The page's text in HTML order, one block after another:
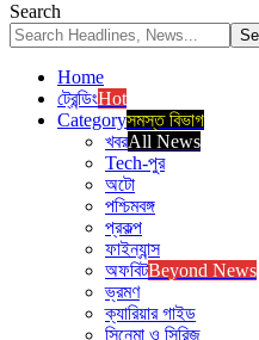
Search
Home
ট্রেন্ডিংHot
Categoryসমস্ত বিভাগ
খবরAll News
Tech-পুর
অটো
পশ্চিমবঙ্গ
প্রকল্প
ফাইন্যান্স
অফবিটBeyond News
ভ্রমণ
ক্যারিয়ার গাইড
সিনেমা ও সিরিজ